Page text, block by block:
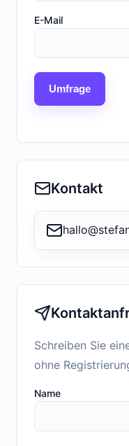
E-Mail
Umfrage
Kontakt
Schreiben Sie
ohne
Name